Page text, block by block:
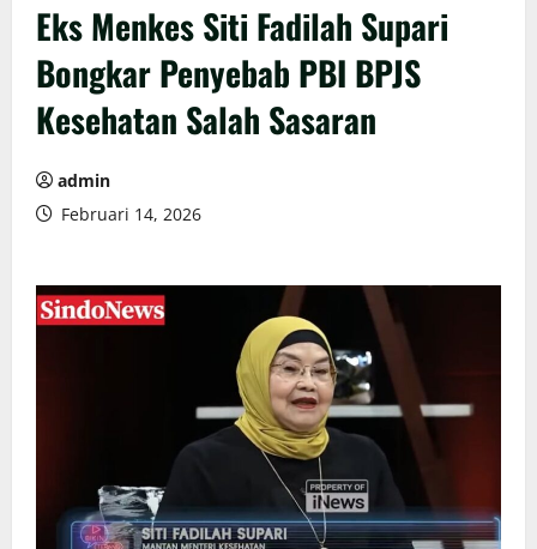
Eks Menkes Siti Fadilah Supari
Bongkar Penyebab PBI BPJS
Kesehatan Salah Sasaran
admin
Februari 14, 2026